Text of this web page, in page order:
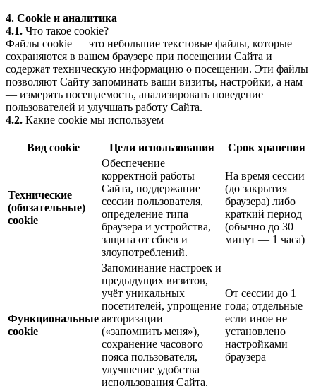
4. Cookie и аналитика
4.1. Что такое cookie?
Файлы cookie — это небольшие текстовые файлы, которые
сохраняются в вашем браузере при посещении Сайта и
содержат техническую информацию о посещении. Эти файлы
позволяют Сайту запоминать ваши визиты, настройки, а нам
— измерять посещаемость, анализировать поведение
пользователей и улучшать работу Сайта.
4.2. Какие cookie мы используем
Вид cookie Цели использования Срок хранения
Технические
(обязательные)
cookie
Обеспечение
корректной работы
Сайта, поддержание
сессии пользователя,
определение типа
браузера и устройства,
защита от сбоев и
злоупотреблений.
На время сессии
(до закрытия
браузера) либо
краткий период
(обычно до 30
минут — 1 часа)
Функциональные
cookie
Запоминание настроек и
предыдущих визитов,
учёт уникальных
посетителей, упрощение
авторизации
(«запомнить меня»),
сохранение часового
пояса пользователя,
улучшение удобства
использования Сайта.
От сессии до 1
года; отдельные
если иное не
установлено
настройками
браузера